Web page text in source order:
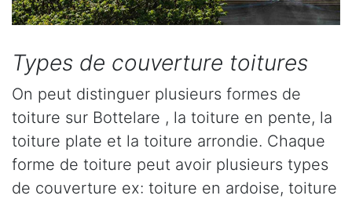
Types de couverture toitures
On peut distinguer plusieurs formes de
toiture sur Bottelare , la toiture en pente, la
toiture plate et la toiture arrondie. Chaque
forme de toiture peut avoir plusieurs types
de couverture ex: toiture en ardoise, toiture